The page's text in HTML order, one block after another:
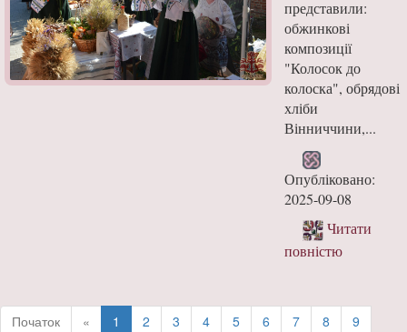
представили:
обжинкові
композиції
"Колосок до
колоска", обрядові
хліби
Вінниччини,...
Опубліковано:
2025-09-08
Читати
повністю
Початок « 1 2 3 4 5 6 7 8
9